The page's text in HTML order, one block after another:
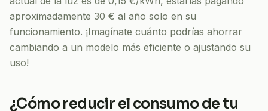
aproximadamente 30 € al año solo en su
funcionamiento. ¡Imagínate cuánto podrías ahorrar
cambiando a un modelo más eficiente o ajustando su
uso!
¿Cómo reducir el consumo de tu